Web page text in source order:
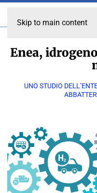
Skip to main content
Enea,
UNO STUDIO